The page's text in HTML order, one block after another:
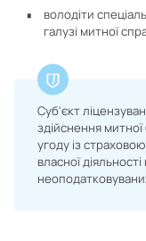
володіти
галузі митної
Суб'єкт
здійснення
угоду із
власної